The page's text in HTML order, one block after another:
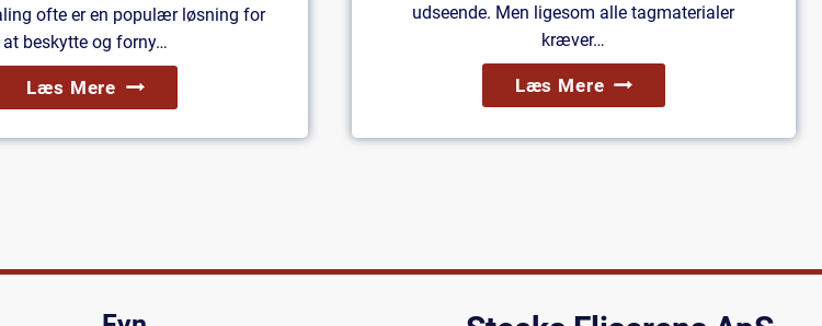
ofte er en populær løsning for
at beskytte og forny…
Læs Mere Imprægnering
Af
Tag:
udseende. Men ligesom alle tagmaterialer
kræver…
Læs MereImprægnering
Af
Beton